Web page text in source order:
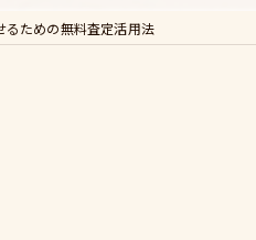
るための無料査定活用法